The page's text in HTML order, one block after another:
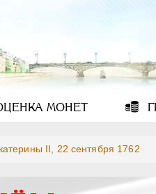
МОНЕТ
II, 22 сентября 1762